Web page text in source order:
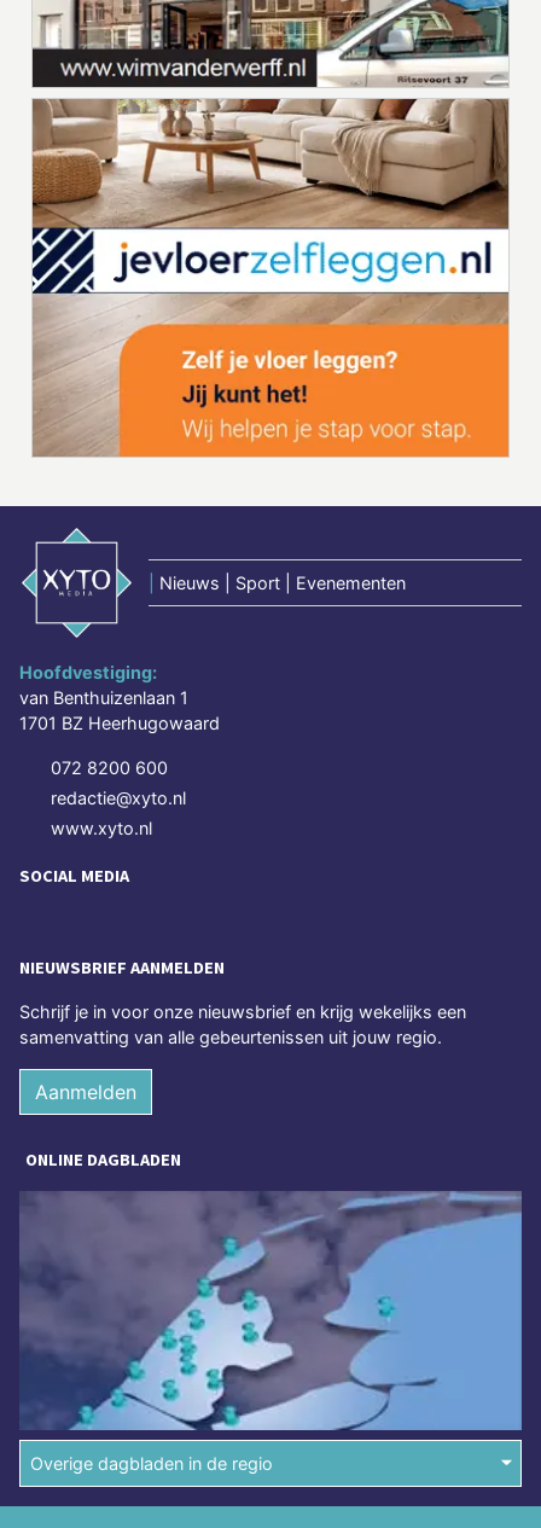
Nieuws | Sport | Evenementen
Hoofdvestiging:
van Benthuizenlaan 1
1701 BZ Heerhugowaard
072 8200 600
redactie@xyto.nl
www.xyto.nl
SOCIAL MEDIA
NIEUWSBRIEF AANMELDEN
Schrijf je in voor onze nieuwsbrief en krijg wekelijks een
samenvatting van alle gebeurtenissen uit jouw regio.
Aanmelden
ONLINE DAGBLADEN
Overige dagbladen in de regio